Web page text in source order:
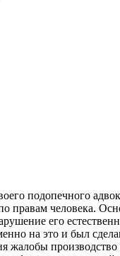
подопечного
правам человека.
его
на это и был
жалобы